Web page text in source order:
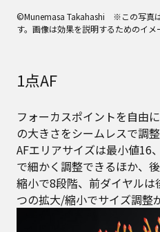
©Munemasa Takahashi ※この写真は
す。画像は効果を説明するためのイメ
1点AF
フォーカスポイントを自由
の大きさをシームレスで調整
AFエリアサイズは最小値16
で細かく調整できるほか、
縮小で8段階、前ダイヤル
つの拡大/縮小でサイズ調整